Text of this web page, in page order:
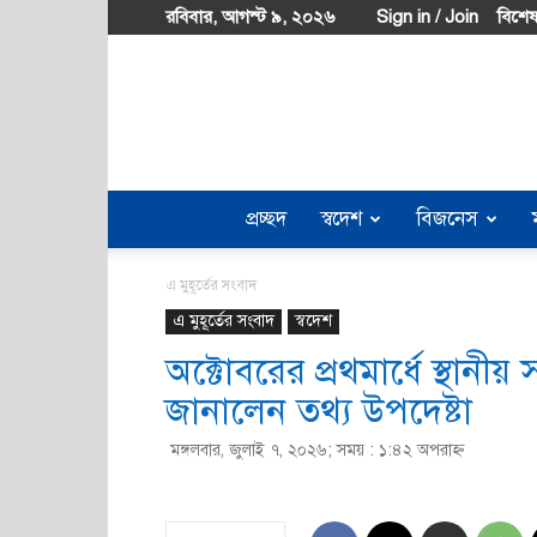
রবিবার, আগস্ট ৯, ২০২৬ Sign in / Join
প্রচ্ছদ স্বদেশ বিজনেস
এ মুহূর্তের সংবাদ
এ মুহূর্তের সংবাদ স্বদেশ
অক্টোবরের প্রথমার্ধে
জানালেন তথ্য উপদেষ্টা
মঙ্গলবার, জুলাই ৭, ২০২৬; সময় : ১:৪২ অপরাহ্ণ